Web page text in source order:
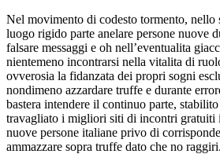
Nel movimento di codesto tormento, nello
luogo rigido parte anelare persone nuove
falsare messaggi e oh nell’eventualita
nientemeno incontrarsi nella vitalita di
ovverosia la fidanzata dei propri sogni
nondimeno azzardare truffe e durante
bastera intendere il continuo parte,
travagliato i migliori siti di incontri gratuiti
nuove persone italiane privo di
ammazzare sopra truffe dato che no raggiri.